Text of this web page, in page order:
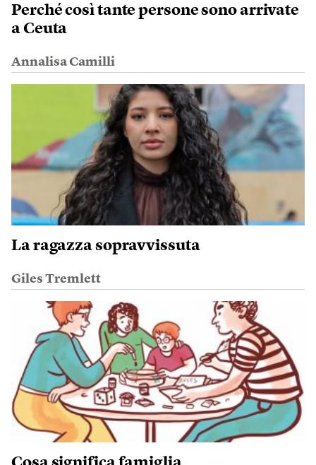
Perché così tante persone sono arrivate
a Ceuta
Annalisa Camilli
La ragazza sopravvissuta
Giles Tremlett